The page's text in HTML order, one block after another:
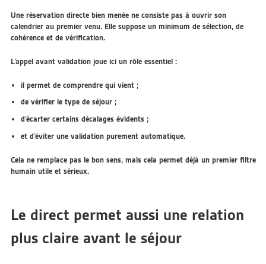
Une réservation directe bien menée ne consiste pas à ouvrir son
calendrier au premier venu. Elle suppose un minimum de sélection, de
cohérence et de vérification.
L’appel avant validation joue ici un rôle essentiel :
il permet de comprendre qui vient ;
de vérifier le type de séjour ;
d’écarter certains décalages évidents ;
et d’éviter une validation purement automatique.
Cela ne remplace pas le bon sens, mais cela permet déjà un premier filtre
humain utile et sérieux.
Le direct permet aussi une relation
plus claire avant le séjour